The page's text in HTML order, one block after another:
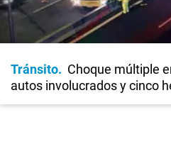
Tránsito
Choque múltiple
autos involucrados y cinco